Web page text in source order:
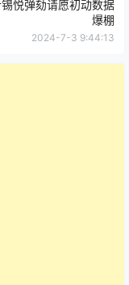
悦弹劾请愿初动数据
爆棚
2024-7-3 9:44:13